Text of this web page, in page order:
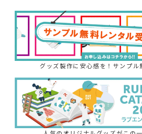
グッズ製作に安心感を！サンプル